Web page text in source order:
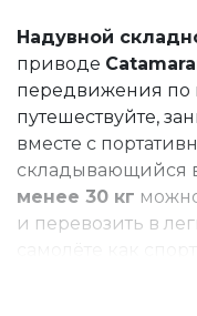
Надувной
приводе
передвижения по
путешествуйте,
вместе с
складывающийся
менее 30 кг
и перевозить в
самолёте как
складной